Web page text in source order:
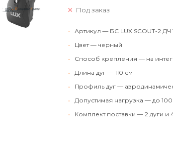
Под заказ
•
Артикул — БС LUX SCOUT-2 ДЧ
•
Цвет — черный
•
Способ крепления — на
•
Длина дуг — 110 см
•
Профиль дуг —
•
Допустимая нагрузка — до 100
•
Комплект поставки — 2 дуги и